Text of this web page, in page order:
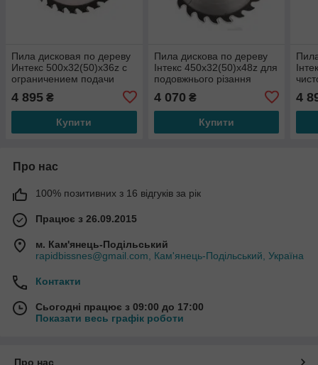
Пила дисковая по дереву
Интекс 500x32(50)x36z с
ограничением подачи
4 895 ₴
Купити
Пила дискова по дереву
Інтекс 450x32(50)x48z для
подовжнього різання
4 070 ₴
Купити
4
Про нас
100% позитивних з 16 відгуків за рік
Працює з 26.09.2015
м. Кам'янець-Подільський
rapidbissnes@gmail.com, Кам'янець-Подільський, Україна
Контакти
Сьогодні працює з 09:00 до 17:00
Показати весь графік роботи
Про нас